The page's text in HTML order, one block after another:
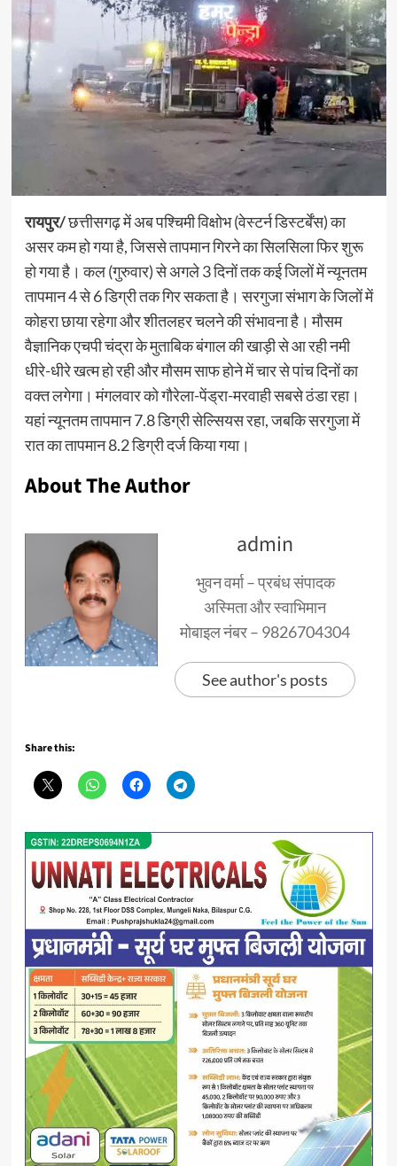
रायपुर/छत्तीसगढ़ में अब पश्चिमी विक्षोभ (वेस्टर्न डिस्टर्बेंस) का
असर कम हो गया है, जिससे तापमान गिरने का सिलसिला फिर शुरू
हो गया है। कल (गुरुवार) से अगले 3 दिनों तक कई जिलों में न्यूनतम
तापमान 4 से 6 डिग्री तक गिर सकता है। सरगुजा संभाग के जिलों में
कोहरा छाया रहेगा और शीतलहर चलने की संभावना है। मौसम
वैज्ञानिक एचपी चंद्रा के मुताबिक बंगाल की खाड़ी से आ रही नमी
धीरे-धीरे खत्म हो रही और मौसम साफ होने में चार से पांच दिनों का
वक्त लगेगा। मंगलवार को गौरेला-पेंड्रा-मरवाही सबसे ठंडा रहा।
यहां न्यूनतम तापमान 7.8 डिग्री सेल्सियस रहा, जबकि सरगुजा में
रात का तापमान 8.2 डिग्री दर्ज किया गया।
About The Author
admin
भुवन वर्मा – प्रबंध संपादक
अस्मिता और स्वाभिमान
मोबाइल नंबर – 9826704304
See author's posts
Share this: